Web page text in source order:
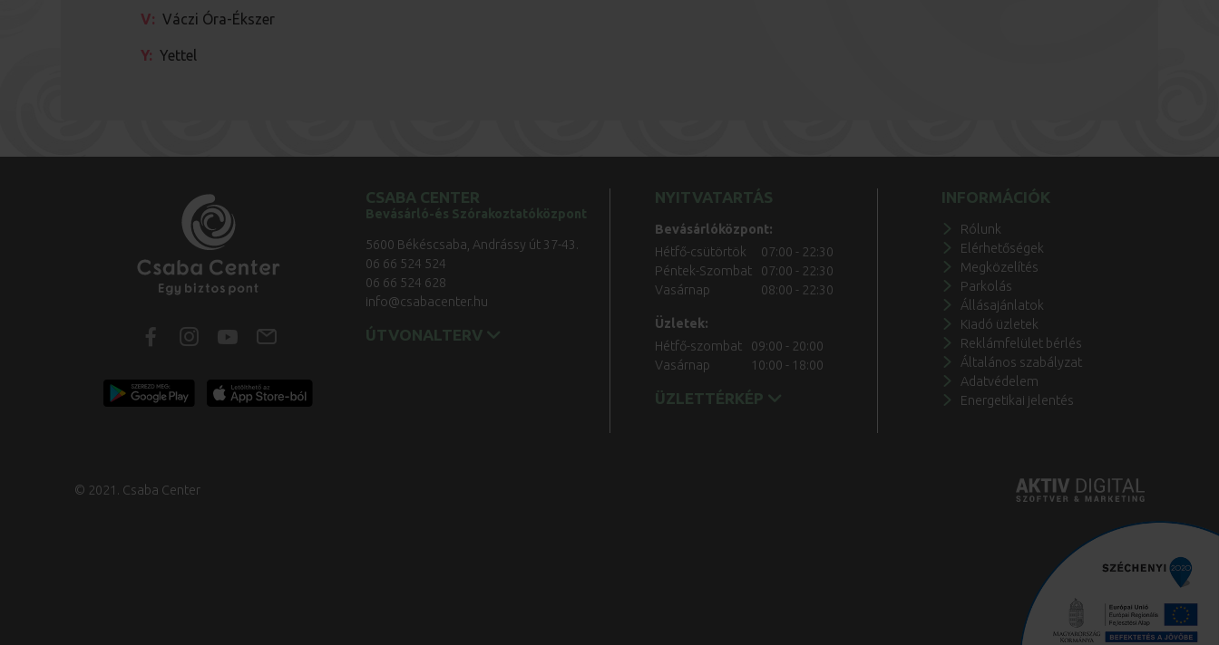
V: Váczi Óra-Ékszer
Y: Yettel
CSABA CENTER
Bevásárló-és Szórakoztatóközpont
5600 Békéscsaba, Andrássy út 37-43.
06 66 524 524
06 66 524 628
info@csabacenter.hu
ÚTVONALTERV
NYITVATARTÁS
Bevásárlóközpont:
Hétfő-csütörtök
07:00 - 22:30
Péntek-Szombat
07:00 - 22:30
Vasárnap
08:00 - 22:30
Üzletek:
Hétfő-szombat
09:00 - 20:00
Vasárnap
10:00 - 18:00
ÜZLETTÉRKÉP
INFORMÁCIÓK
Rólunk
Elérhetőségek
Megközelítés
Parkolás
Állásajánlatok
Kiadó üzletek
Reklámfelület bérlés
Általános szabályzat
Adatvédelem
Energetikai jelentés
© 2021. Csaba Center